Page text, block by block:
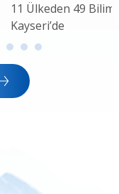
11 Ülkeden 49 Bilim
Kayseri’de